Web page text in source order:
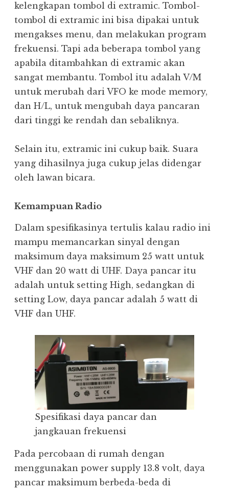
kelengkapan tombol di extramic. Tombol-
tombol di extramic ini bisa dipakai untuk
mengakses menu, dan melakukan program
frekuensi. Tapi ada beberapa tombol yang
apabila ditambahkan di extramic akan
sangat membantu. Tombol itu adalah V/M
untuk merubah dari VFO ke mode memory,
dan H/L, untuk mengubah daya pancaran
dari tinggi ke rendah dan sebaliknya.
Selain itu, extramic ini cukup baik. Suara
yang dihasilnya juga cukup jelas didengar
oleh lawan bicara.
Kemampuan Radio
Dalam spesifikasinya tertulis kalau radio ini
mampu memancarkan sinyal dengan
maksimum daya maksimum 25 watt untuk
VHF dan 20 watt di UHF. Daya pancar itu
adalah untuk setting High, sedangkan di
setting Low, daya pancar adalah 5 watt di
VHF dan UHF.
Spesifikasi daya pancar dan
jangkauan frekuensi
Pada percobaan di rumah dengan
menggunakan power supply 13.8 volt, daya
pancar maksimum berbeda-beda di